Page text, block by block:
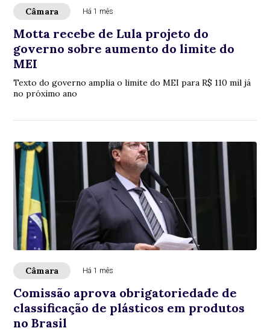
Câmara Há 1 mês
Motta recebe de Lula projeto do
governo sobre aumento do limite do
MEI
Texto do governo amplia o limite do MEI para R$ 110 mil já
no próximo ano
Câmara Há 1 mês
Comissão aprova obrigatoriedade de
classificação de plásticos em produtos
no Brasil